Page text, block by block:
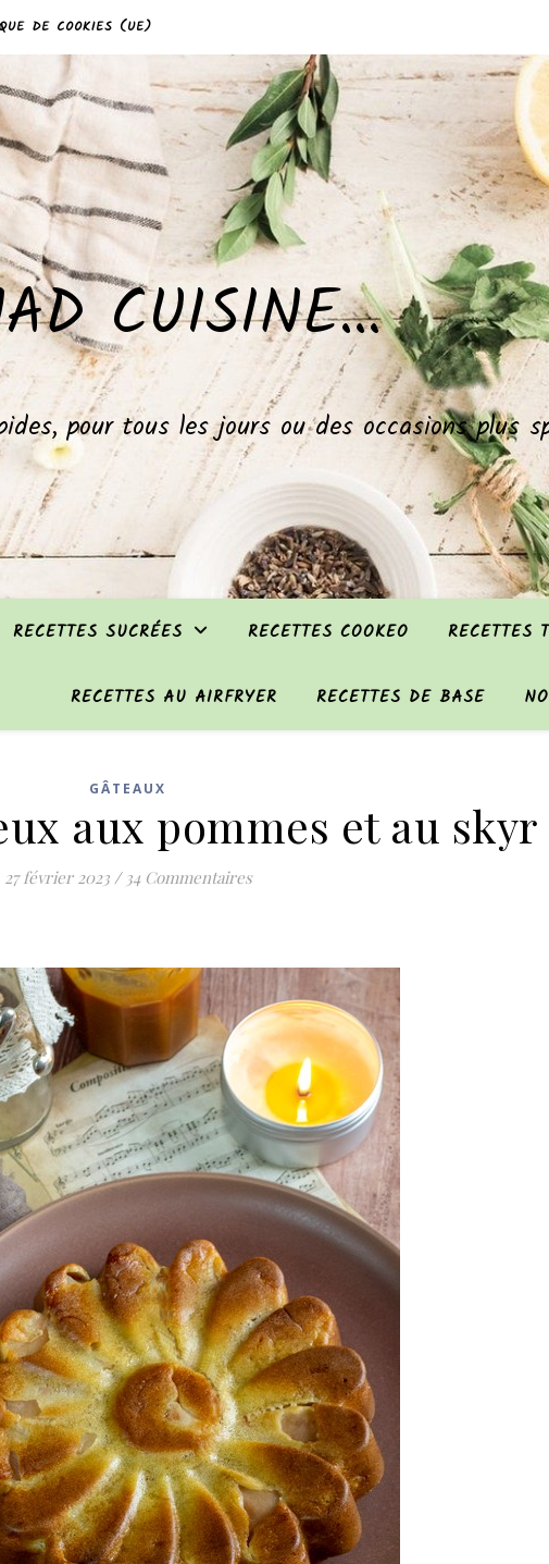
DE COOKIES (UE)
CUISINE…
pour tous les jours ou des occasions plus
RECETTES SUCRÉES RECETTES COOKEO RECETTES
RECETTES AU AIRFRYER RECETTES DE BASE
GÂTEAUX
aux pommes et au skyr
27 février 2023 / 34 Commentaires